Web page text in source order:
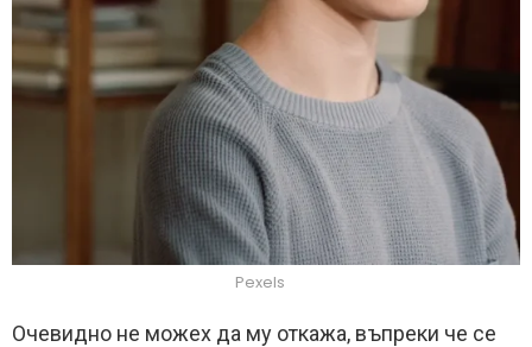
Pexels
Очевидно не можех да му откажа, въпреки че се